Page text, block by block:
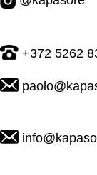
+372 5262